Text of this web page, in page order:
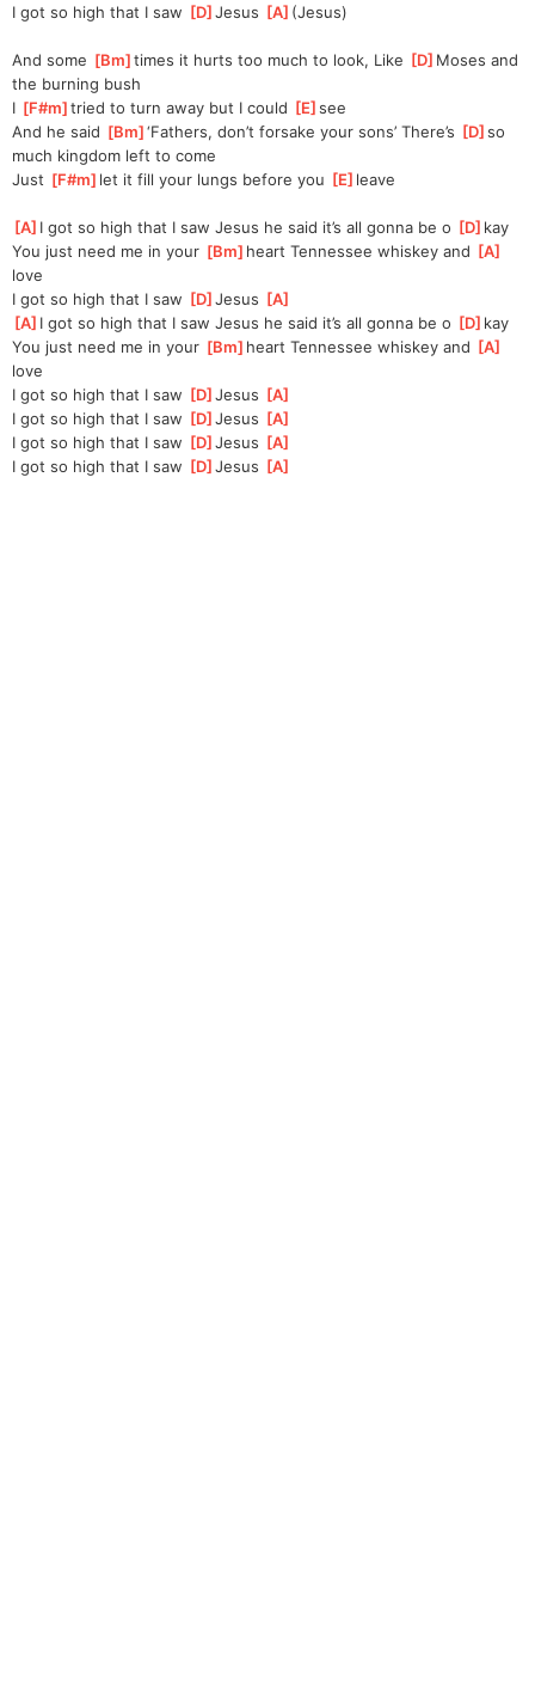
I got so high that I saw [D ]
Jesus [A ](Jesus)
And some [Bm ]times it hurts too much to look, Like [D ]Moses and
the burning bush
I [F#m ]tried to turn away but I could [E ]
see
And he said [Bm ]
‘Fathers, don’t forsake your sons’ There’s [D ]
so
much kingdom left to come
Just [F#m ]let it fill your lungs before you [E ]leave
[A ]I got so high that I saw Jesus he said it’s all gonna be o [D ]kay
You just need me in your [Bm ]heart Tennessee whiskey and [A
love
I got so high that I saw [D ]
Jesus [A
[A ]I got so high that I saw Jesus he said it’s all gonna be o [D ]kay
You just need me in your [Bm ]heart Tennessee whiskey and [A
love
I got so high that I saw [D ]
Jesus [A
I got so high that I saw [D ]
Jesus [A
I got so high that I saw [D ]
Jesus [A
I got so high that I saw [D ]
Jesus [A